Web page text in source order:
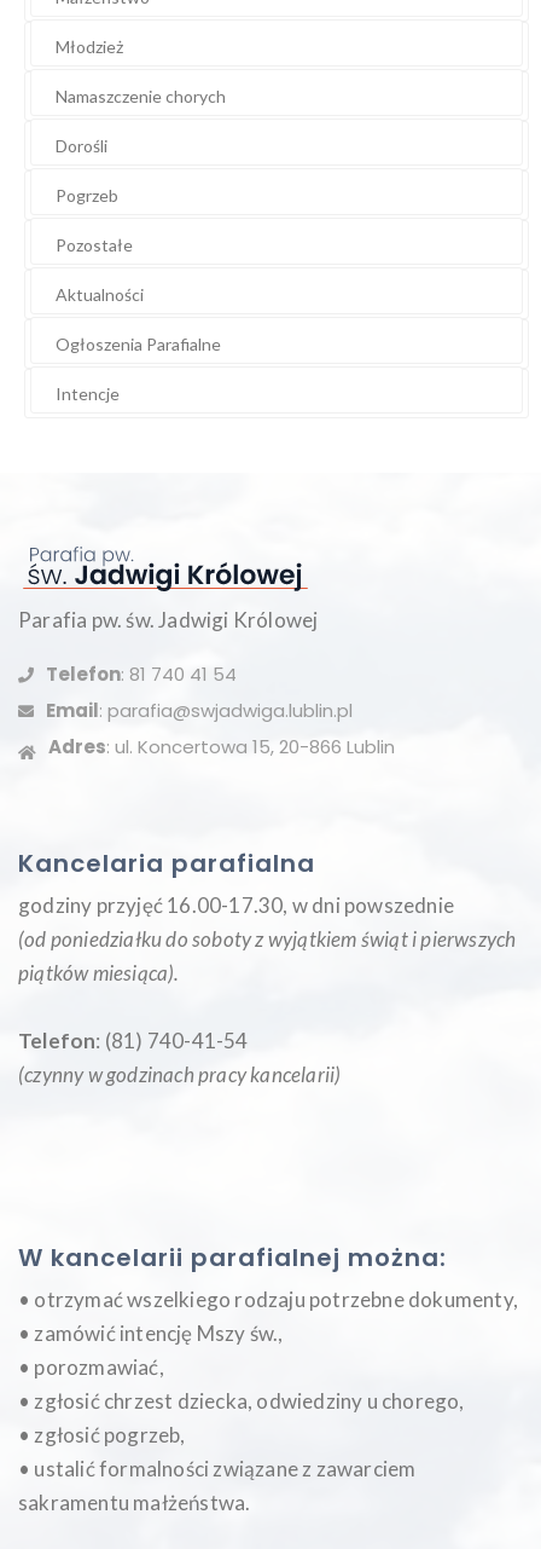
Młodzież
Namaszczenie chorych
Dorośli
Pogrzeb
Pozostałe
Aktualności
Ogłoszenia Parafialne
Intencje
Parafia pw. św. Jadwigi Królowej
Telefon: 81 740 41 54
Email: parafia@swjadwiga.lublin.pl
Adres: ul. Koncertowa 15, 20-866 Lublin
Kancelaria parafialna
godziny przyjęć 16.00-17.30, w dni powszednie
(od poniedziałku do soboty z wyjątkiem świąt i pierwszych
piątków miesiąca).
Telefon: (81) 740-41-54
(czynny w godzinach pracy kancelarii)
W kancelarii parafialnej można:
• otrzymać wszelkiego rodzaju potrzebne dokumenty,
• zamówić intencję Mszy św.,
• porozmawiać,
• zgłosić chrzest dziecka, odwiedziny u chorego,
• zgłosić pogrzeb,
• ustalić formalności związane z zawarciem
sakramentu małżeństwa.